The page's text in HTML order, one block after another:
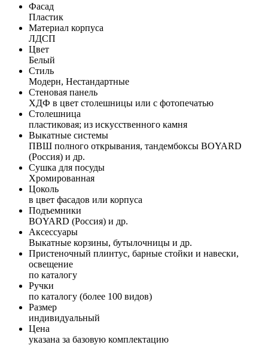
Фасад
Пластик
Материал корпуса
ЛДСП
Цвет
Белый
Стиль
Модерн, Нестандартные
Стеновая панель
ХДФ в цвет столешницы или с фотопечатью
Столешница
пластиковая; из искусственного камня
Выкатные системы
ПВШ полного открывания, тандембоксы BOYARD
(Россия) и др.
Сушка для посуды
Хромированная
Цоколь
в цвет фасадов или корпуса
Подъемники
BOYARD (Россия) и др.
Аксессуары
Выкатные корзины, бутылочницы и др.
Пристеночный плинтус, барные стойки и навески,
освещение
по каталогу
Ручки
по каталогу (более 100 видов)
Размер
индивидуальный
Цена
указана за базовую комплектацию